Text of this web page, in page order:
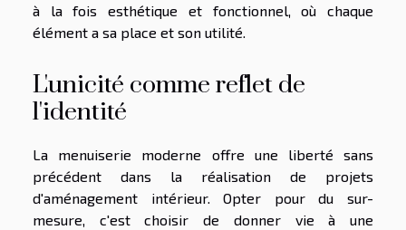
à la fois esthétique et fonctionnel, où chaque
élément a sa place et son utilité.
L'unicité comme reflet de
l'identité
La menuiserie moderne offre une liberté sans
précédent dans la réalisation de projets
d'aménagement intérieur. Opter pour du sur-
mesure, c'est choisir de donner vie à une